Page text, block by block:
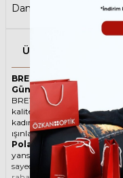
Damla Güneş Gözlüğü
Ürün Açıklaması
BRETT CARROLL SUN
Güneş Gözlüğü
BRETT ikonik Damla
kaliteli malzemesi ile göz
kadınlar için uygun olan bu
ışınlarından korunmanızı
Polarize güneş gözlüğü
yansımasını engelleyen
sayede, gözlerinizin